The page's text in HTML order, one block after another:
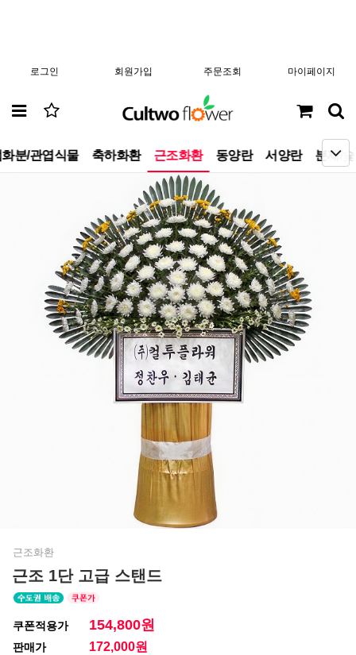
로그인 회원가입 주문조회 마이페이지
분/관엽식물 축하화환 근조화환 동양란 서양란 분재/
근조화환
근조 1단 고급 스탠드
쿠폰적용가 154,800원
판매가 172,000원